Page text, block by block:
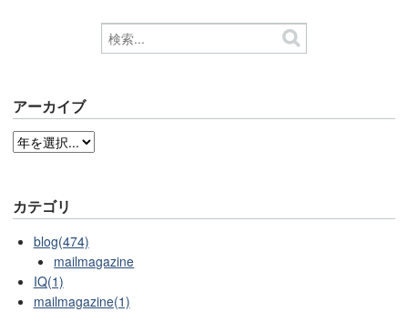
アーカイブ
カテゴリ
blog(474)
mailmagazine
IQ(1)
mailmagazine(1)